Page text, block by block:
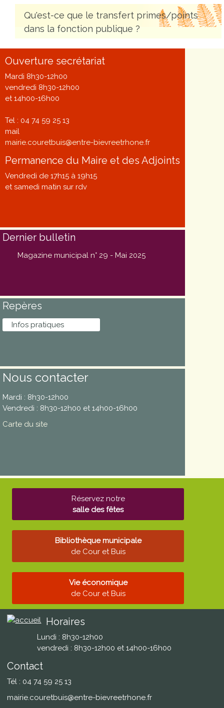
Qu'est-ce que le transfert primes/points
dans la fonction publique ?
Ouverture secrétariat
Mardi 8h30-12h00
vendredi 8h30-12h00
et 14h00-16h00
Tel : 04 74 59 25 13
mail
mairie.couretbuis@entre-bievreetrhone.fr
Permanence du Maire et des Adjoints
Vendredi de 17h15 à 19h15
et samedi matin sur rdv
Dernier bulletin
Magazine municipal n° 29 - Mai 2025
Repères
Infos pratiques
Nous contacter
Mardi : 8h30-12h00
Vendredi : 8h30-12h00 et 14h00-16h00
Carte du site
Réservez notre
salle des fêtes
Bibliothèque municipale
de Cour et Buis
Vie économique
de Cour et Buis
Horaires
Lundi : 8h30-12h00
vendredi : 8h30-12h00 et 14h00-16h00
Contact
Tél : 04 74 59 25 13
mairie.couretbuis@entre-bievreetrhone.fr